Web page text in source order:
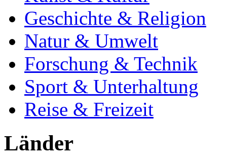
Geschichte & Religion
Natur & Umwelt
Forschung & Technik
Sport & Unterhaltung
Reise & Freizeit
Länder